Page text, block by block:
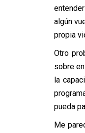
algún
propia
Otro
sobre
la
pueda
Me